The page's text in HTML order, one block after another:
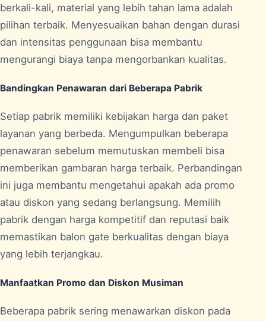
berkali-kali, material yang lebih tahan lama adalah
pilihan terbaik. Menyesuaikan bahan dengan durasi
dan intensitas penggunaan bisa membantu
mengurangi biaya tanpa mengorbankan kualitas.
Bandingkan Penawaran dari Beberapa Pabrik
Setiap pabrik memiliki kebijakan harga dan paket
layanan yang berbeda. Mengumpulkan beberapa
penawaran sebelum memutuskan membeli bisa
memberikan gambaran harga terbaik. Perbandingan
ini juga membantu mengetahui apakah ada promo
atau diskon yang sedang berlangsung. Memilih
pabrik dengan harga kompetitif dan reputasi baik
memastikan balon gate berkualitas dengan biaya
yang lebih terjangkau.
Manfaatkan Promo dan Diskon Musiman
Beberapa pabrik sering menawarkan diskon pada